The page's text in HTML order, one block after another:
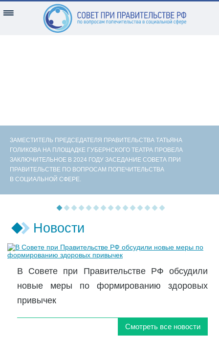
ЗАМЕСТИТЕЛЬ ПРЕДСЕДАТЕЛЯ ПРАВИТЕЛЬСТВА ТАТЬЯНА
ГОЛИКОВА НА ПЛОЩАДКЕ ГУБЕРНСКОГО ТЕАТРА ПРОВЕЛА
ЗАКЛЮЧИТЕЛЬНОЕ В 2024 ГОДУ ЗАСЕДАНИЕ СОВЕТА ПРИ
ПРАВИТЕЛЬСТВЕ ПО ВОПРОСАМ ПОПЕЧИТЕЛЬСТВА
В СОЦИАЛЬНОЙ СФЕРЕ.
Новости
В Совете при Правительстве РФ обсудили
новые меры по формированию здоровых
привычек
Смотреть все новости